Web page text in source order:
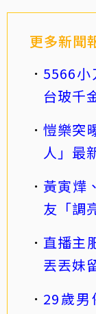
更多新聞
5566小
台玻千
愷樂突
人」最
黃寅燁
友「調
直播主
丟丟妹
29歲